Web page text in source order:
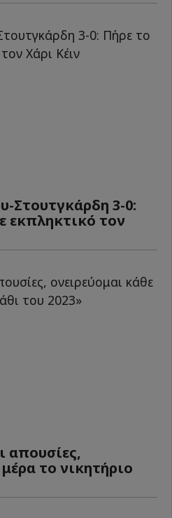
Στουτγκάρδη 3-0:
εκπληκτικό τον
απουσίες,
το νικητήριο